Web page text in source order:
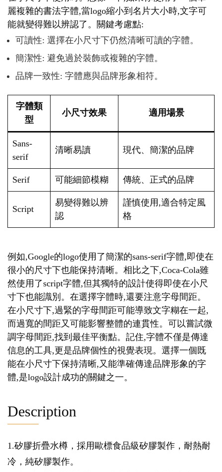
麗複雜的書法字體,當logo縮小到名片大小時,文字可
能就變得難以辨認了。關鍵考慮點:
可讀性: 選擇在小尺寸下仍然清晰可讀的字體。
簡潔性: 避免過於裝飾或複雜的字體。
品牌一致性: 字體應與品牌形象相符。
字體類
型
小尺寸效果 適用場景
Sans-
serif
清晰易讀 現代、簡潔的品牌
Serif 可能細節模糊 傳統、正式的品牌
Script
易變得難以辨
認
謹慎使用,適合特定風
格
例如,Google的logo使用了簡潔的sans-serif字體,即使在
很小的尺寸下也能保持清晰。相比之下,Coca-Cola雖
然使用了script字體,但其獨特的設計使得即使在小尺
寸下也能識別。在選擇字體時,還要注意字母間距。
在小尺寸下,過緊的字母間距可能導致文字糊在一起,
而過寬的間距又可能影響整體的連貫性。可以嘗試微
調字母間距,找到最佳平衡點。記住,字體不僅是傳達
信息的工具,更是品牌個性的視覺表現。選擇一個既
能在小尺寸下保持清晰,又能準確傳達品牌形象的字
體,是logo設計成功的關鍵之一。
Description
1.矽膠折疊水樽，採用歐標食品級矽膠製作，耐熱耐
冷，純矽膠製作。